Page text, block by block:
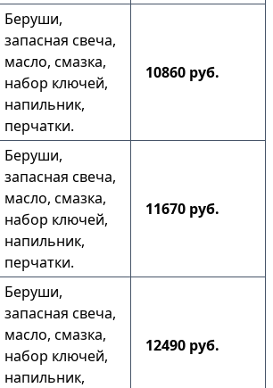
Беруши,
запасная свеча,
масло, смазка,
набор ключей,
напильник,
перчатки.
10860 руб.
Беруши,
запасная свеча,
масло, смазка,
набор ключей,
напильник,
перчатки.
11670 руб.
Беруши,
запасная свеча,
масло, смазка,
набор ключей,
напильник,
12490 руб.